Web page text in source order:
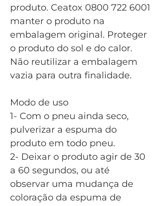
produto. Ceatox 0800 722 6001
manter o produto na
embalagem original. Proteger
o produto do sol e do calor.
Não reutilizar a embalagem
vazia para outra finalidade.
Modo de uso
1- Com o pneu ainda seco,
pulverizar a espuma do
produto em todo pneu.
2- Deixar o produto agir de 30
a 60 segundos, ou até
observar uma mudança de
coloração da espuma de